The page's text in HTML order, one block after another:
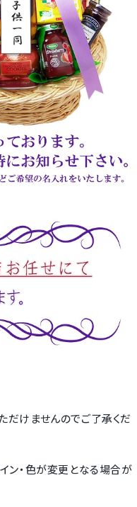
けませんのでご了承くだ
ン・色が変更となる場合が